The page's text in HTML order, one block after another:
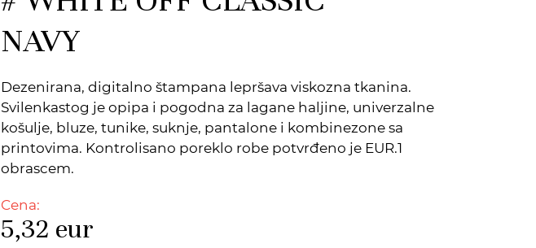
NAVY
Dezenirana, digitalno štampana lepršava viskozna tkanina.
Svilenkastog je opipa i pogodna za lagane haljine, univerzalne
košulje, bluze, tunike, suknje, pantalone i kombinezone sa
printovima. Kontrolisano poreklo robe potvrđeno je EUR.1
obrascem.
Cena:
5,32 eur